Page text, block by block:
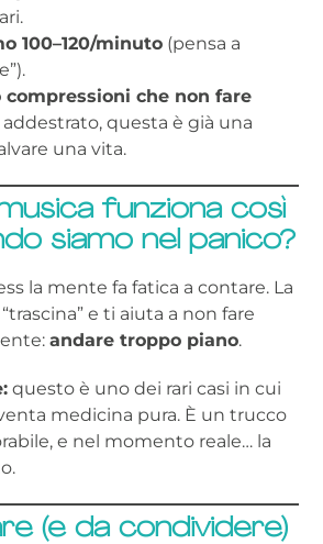
100–120/minuto (pensa a
compressioni che non fare
addestrato, questa è già una
una vita.
funziona così
siamo nel panico?
la mente fa fatica a contare. La
e ti aiuta a non fare
andare troppo piano.
questo è uno dei rari casi in cui
medicina pura. È un trucco
e nel momento reale… la
(e da condividere)